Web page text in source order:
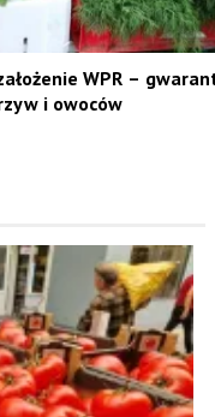
WPR –
i owoców